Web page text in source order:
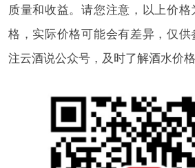
质量和收益。请您注意，以上价
格，实际价格可能会有差异，仅
注云酒说公众号，及时了解酒水价格